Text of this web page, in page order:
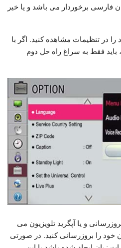
فارسی برخوردار می باشد و یا خیر
را در تنظیمات مشاهده کنید. اگر با
باید فقط به سراغ راه حل دوم
و یا آپگرید تلویزیون می
خود را بروزرسانی کنید. در صورتی